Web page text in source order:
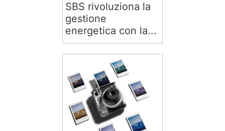
SBS rivoluziona la
gestione
energetica con la...